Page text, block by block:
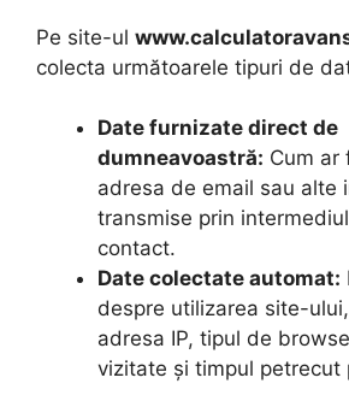
Pe site-ul
colecta următoarele tipuri de
Date furnizate direct de
dumneavoastră: Cum ar
adresa de email sau alte
transmise prin
contact.
Date colectate automat:
despre utilizarea site-
adresa IP, tipul de
vizitate și timpul petrecut